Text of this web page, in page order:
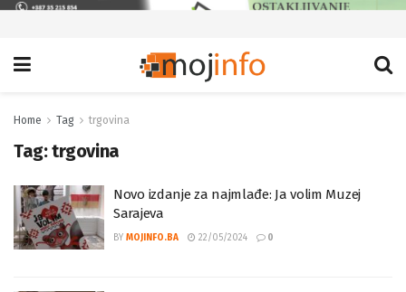
Home Tag trgovina
Tag:trgovina
Novo izdanje za najmlađe: Ja volim Muzej
Sarajeva
BY MOJINFO.BA 22/05/2024 0